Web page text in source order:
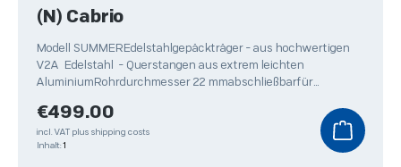
(N) Cabrio
Modell SUMMEREdelstahlgepäckträger - aus hochwertigen
V2A Edelstahl - Querstangen aus extrem leichten
AluminiumRohrdurchmesser 22 mmabschließbarfür
Regular price:
€499.00
incl. VAT plus shipping costs
Inhalt: 1